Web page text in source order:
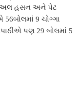
અલ હસન અને પેટ
56બોલમાં 9 ચોગ્ગા
પણ 29 બોલમાં 5